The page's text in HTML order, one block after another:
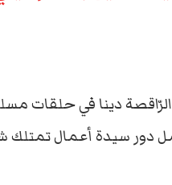
دينا في حلقات
دور سيدة أعمال تمتلك